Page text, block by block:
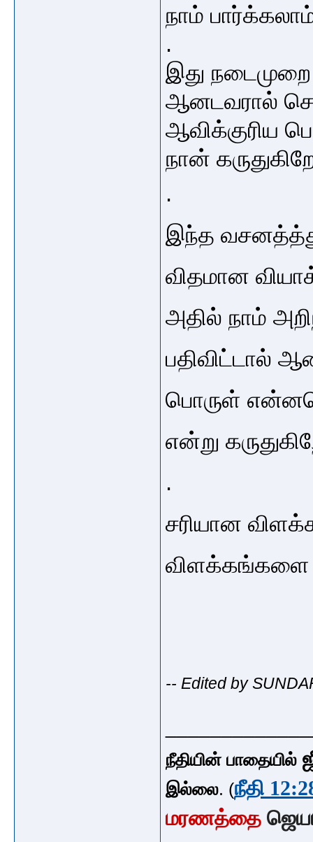
நாம்
.
இது
ஆனடவரால்
ஆவிக்குரிய
நான்
.
இந்த
விதமான
அதில் நாம்
பொருள்
என்று
.
சரியான
விளக்கங்களை
-- Edited by
நீதியின் பாதையில்
இல்லை. (நீதி
மரணத்தை